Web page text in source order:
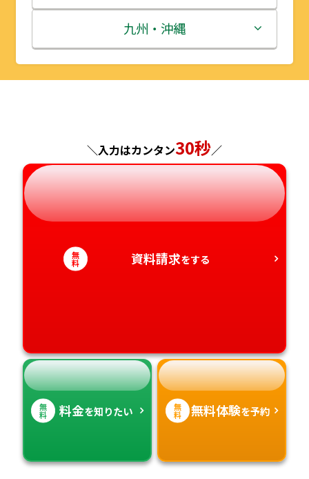
秋田県
山形県
埼玉県
千葉県
神奈川県
石川県
福井県
長野県
岐阜県
静岡県
愛知県
滋賀県
京都府
兵庫県
奈良県
和歌山県
鳥取県
島根県
広島県
山口県
徳島県
香川県
九州・沖縄
福岡県
長崎県
熊本県
大分県
宮崎県
＼入力はカンタン30秒／
無
料 資料請求をする
無
料 料金を知りたい 無
料 無料体験を予約